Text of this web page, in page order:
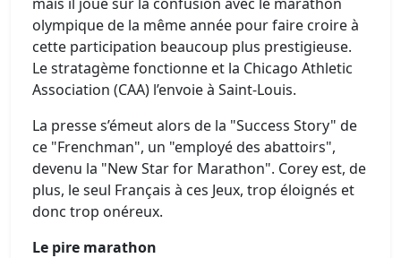
olympique de la même année pour faire croire à
cette participation beaucoup plus prestigieuse.
Le stratagème fonctionne et la Chicago Athletic
Association (CAA) l’envoie à Saint-Louis.
La presse s’émeut alors de la "Success Story" de
ce "Frenchman", un "employé des abattoirs",
devenu la "New Star for Marathon". Corey est, de
plus, le seul Français à ces Jeux, trop éloignés et
donc trop onéreux.
Le pire marathon